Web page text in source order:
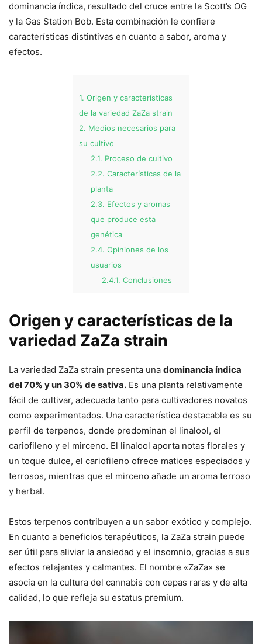
dominancia índica, resultado del cruce entre la Scott’s OG
y la Gas Station Bob. Esta combinación le confiere
características distintivas en cuanto a sabor, aroma y
efectos.
1. Origen y características
de la variedad ZaZa strain
2. Medios necesarios para
su cultivo
2.1. Proceso de cultivo
2.2. Características de la
planta
2.3. Efectos y aromas
que produce esta
genética
2.4. Opiniones de los
usuarios
2.4.1. Conclusiones
Origen y características de la
variedad ZaZa strain
La variedad ZaZa strain presenta una dominancia índica
del 70% y un 30% de sativa. Es una planta relativamente
fácil de cultivar, adecuada tanto para cultivadores novatos
como experimentados. Una característica destacable es su
perfil de terpenos, donde predominan el linalool, el
cariofileno y el mirceno. El linalool aporta notas florales y
un toque dulce, el cariofileno ofrece matices especiados y
terrosos, mientras que el mirceno añade un aroma terroso
y herbal.
Estos terpenos contribuyen a un sabor exótico y complejo.
En cuanto a beneficios terapéuticos, la ZaZa strain puede
ser útil para aliviar la ansiedad y el insomnio, gracias a sus
efectos relajantes y calmantes. El nombre «ZaZa» se
asocia en la cultura del cannabis con cepas raras y de alta
calidad, lo que refleja su estatus premium.